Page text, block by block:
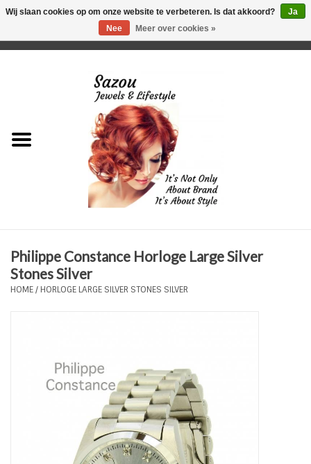
Just for Him
Plus Size Sieraden
Haaraccesoires
Philippe Constance Horloge Large Silver
Stones Silver
HOME/ HORLOGE LARGE SILVER STONES SILVER
Wij slaan cookies op om onze website te verbeteren. Is dat akkoord?
Ja
Nee
Meer over cookies »